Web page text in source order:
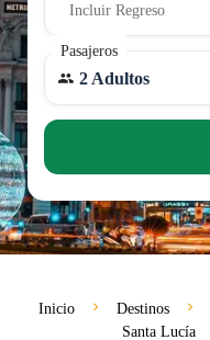
Incluir Regreso
Pasajeros
2 Adultos
Inicio Destinos
Santa Lucía